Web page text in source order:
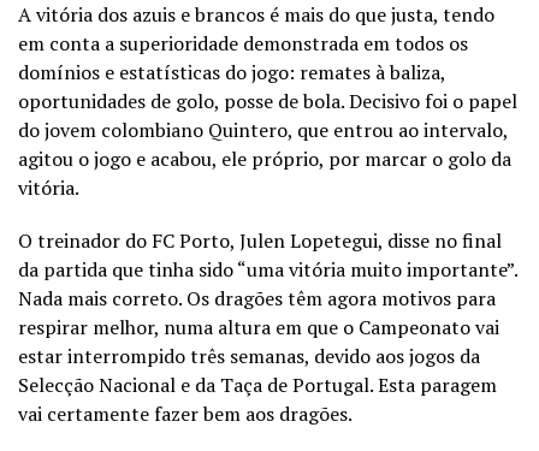
A vitória dos azuis e brancos é mais do que justa, tendo
em conta a superioridade demonstrada em todos os
domínios e estatísticas do jogo: remates à baliza,
oportunidades de golo, posse de bola. Decisivo foi o papel
do jovem colombiano Quintero, que entrou ao intervalo,
agitou o jogo e acabou, ele próprio, por marcar o golo da
vitória.
O treinador do FC Porto, Julen Lopetegui, disse no final
da partida que tinha sido “uma vitória muito importante”.
Nada mais correto. Os dragões têm agora motivos para
respirar melhor, numa altura em que o Campeonato vai
estar interrompido três semanas, devido aos jogos da
Selecção Nacional e da Taça de Portugal. Esta paragem
vai certamente fazer bem aos dragões.